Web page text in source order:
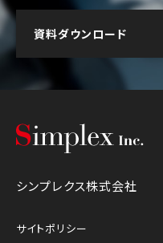
資料ダウンロード
シンプレクス株式会社
サイトポリシー